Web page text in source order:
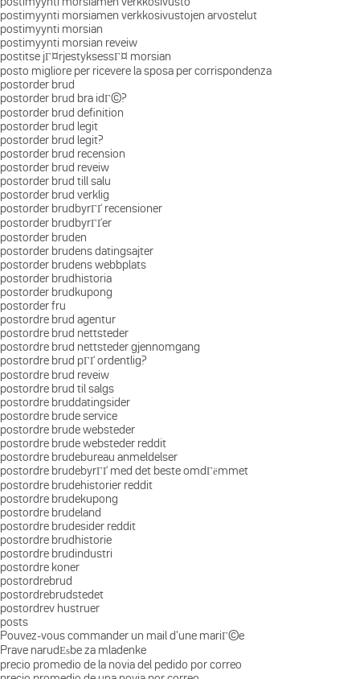
postimyynti morsiamen verkkosivustojen arvostelut
postimyynti morsian
postimyynti morsian reveiw
postitse jГ¤rjestyksessГ¤ morsian
posto migliore per ricevere la sposa per corrispondenza
postorder brud
postorder brud bra idГ©?
postorder brud definition
postorder brud legit
postorder brud legit?
postorder brud recension
postorder brud reveiw
postorder brud till salu
postorder brud verklig
postorder brudbyrГҐ recensioner
postorder brudbyrГҐer
postorder bruden
postorder brudens datingsajter
postorder brudens webbplats
postorder brudhistoria
postorder brudkupong
postorder fru
postordre brud agentur
postordre brud nettsteder
postordre brud nettsteder gjennomgang
postordre brud pГҐ ordentlig?
postordre brud reveiw
postordre brud til salgs
postordre bruddatingsider
postordre brude service
postordre brude websteder
postordre brude websteder reddit
postordre brudebureau anmeldelser
postordre brudebyrГҐ med det beste omdГёmmet
postordre brudehistorier reddit
postordre brudekupong
postordre brudeland
postordre brudesider reddit
postordre brudhistorie
postordre brudindustri
postordre koner
postordrebrud
postordrebrudstedet
postordrev hustruer
posts
Pouvez-vous commander un mail d'une mariГ©e
Prave narudЕѕbe za mladenke
precio promedio de la novia del pedido por correo